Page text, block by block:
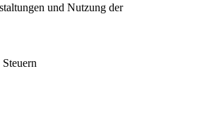
und Nutzung der